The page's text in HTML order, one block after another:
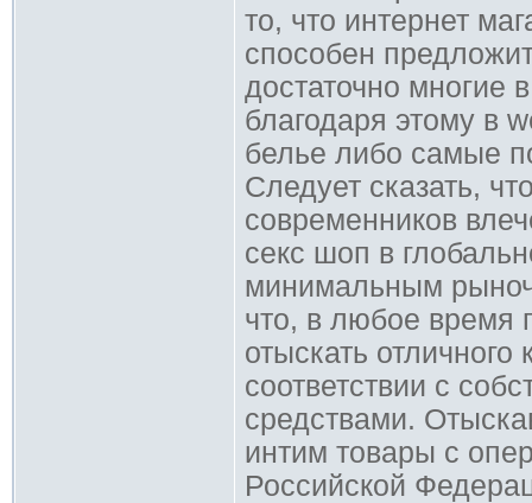
то, что интернет
способен
достаточно многие
благодаря этому в
белье либо самые
Следует сказать,
современников
секс шоп в
минимальным
что, в любое время
отыскать
соответствии с
средствами.
интим товары с
Российской